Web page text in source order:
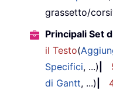
grassetto/
Principali Set
il Testo(
Specifici, ...)
di Gantt, ...)